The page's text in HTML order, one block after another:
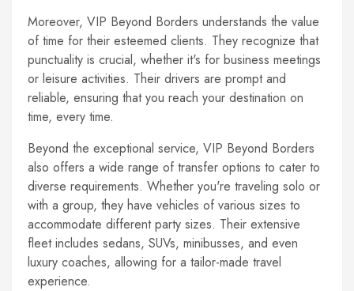
Moreover, VIP Beyond Borders understands the value
of time for their esteemed clients. They recognize that
punctuality is crucial, whether it's for business meetings
or leisure activities. Their drivers are prompt and
reliable, ensuring that you reach your destination on
time, every time.
Beyond the exceptional service, VIP Beyond Borders
also offers a wide range of transfer options to cater to
diverse requirements. Whether you're traveling solo or
with a group, they have vehicles of various sizes to
accommodate different party sizes. Their extensive
fleet includes sedans, SUVs, minibusses, and even
luxury coaches, allowing for a tailor-made travel
experience.